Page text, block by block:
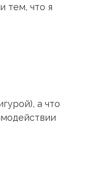
тем, что я
а что